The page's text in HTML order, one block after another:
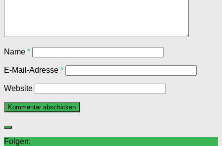
Name *
E-Mail-Adresse *
Website
Folgen: